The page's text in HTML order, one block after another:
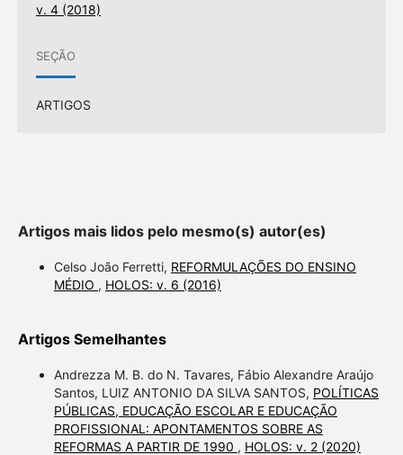
v. 4 (2018)
SEÇÃO
ARTIGOS
Artigos mais lidos pelo mesmo(s) autor(es)
Celso João Ferretti, REFORMULAÇÕES DO ENSINO
MÉDIO , HOLOS: v. 6 (2016)
Artigos Semelhantes
Andrezza M. B. do N. Tavares, Fábio Alexandre Araújo
Santos, LUIZ ANTONIO DA SILVA SANTOS, POLÍTICAS
PÚBLICAS, EDUCAÇÃO ESCOLAR E EDUCAÇÃO
PROFISSIONAL: APONTAMENTOS SOBRE AS
REFORMAS A PARTIR DE 1990 , HOLOS: v. 2 (2020)